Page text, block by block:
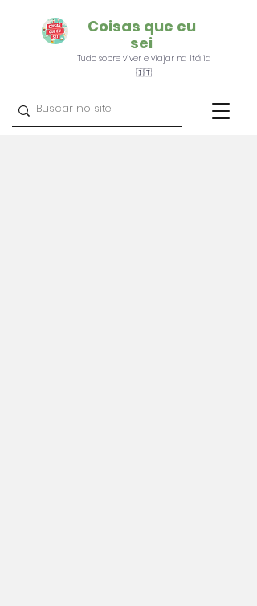
Coisas que eu
sei
Tudo sobre viver e viajar na Itália
🇮🇹